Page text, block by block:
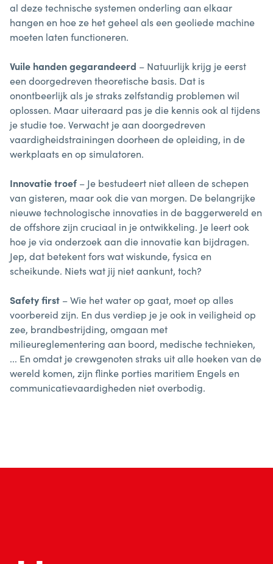
al deze technische systemen onderling aan elkaar
hangen en hoe ze het geheel als een geoliede machine
moeten laten functioneren.
Vuile handen gegarandeerd – Natuurlijk krijg je eerst
een doorgedreven theoretische basis. Dat is
onontbeerlijk als je straks zelfstandig problemen wil
oplossen. Maar uiteraard pas je die kennis ook al tijdens
je studie toe. Verwacht je aan doorgedreven
vaardigheidstrainingen doorheen de opleiding, in de
werkplaats en op simulatoren.
Innovatie troef – Je bestudeert niet alleen de schepen
van gisteren, maar ook die van morgen. De belangrijke
nieuwe technologische innovaties in de baggerwereld en
de offshore zijn cruciaal in je ontwikkeling. Je leert ook
hoe je via onderzoek aan die innovatie kan bijdragen.
Jep, dat betekent fors wat wiskunde, fysica en
scheikunde. Niets wat jij niet aankunt, toch?
Safety first – Wie het water op gaat, moet op alles
voorbereid zijn. En dus verdiep je je ook in veiligheid op
zee, brandbestrijding, omgaan met
milieureglementering aan boord, medische technieken,
... En omdat je crewgenoten straks uit alle hoeken van de
wereld komen, zijn flinke porties maritiem Engels en
communicatievaardigheden niet overbodig.